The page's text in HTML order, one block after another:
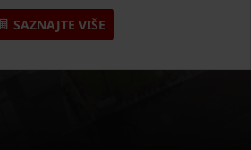
SAZNAJTE VIŠE